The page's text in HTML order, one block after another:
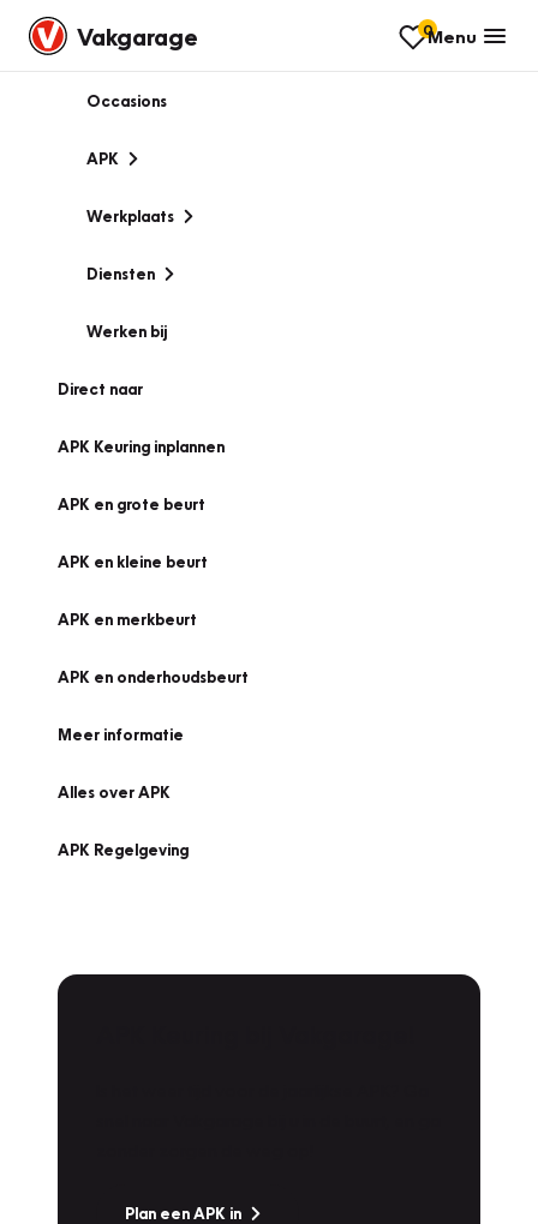
Vakgarage 0Menu
Occasions
APK
Werkplaats
Diensten
Werken bij
Direct naar
APK Keuring inplannen
APK en grote beurt
APK en kleine beurt
APK en merkbeurt
APK en onderhoudsbeurt
Meer informatie
Alles over APK
APK Regelgeving
Plan een APK in